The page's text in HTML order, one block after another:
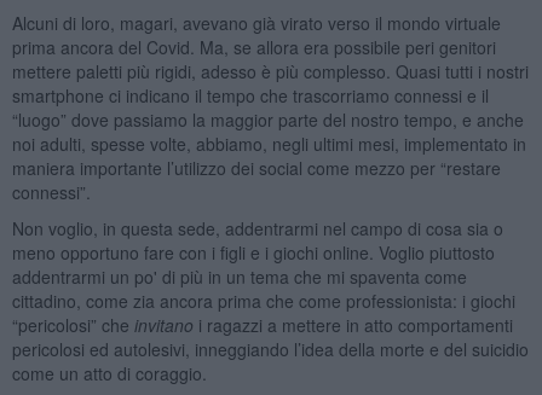
Alcuni di loro, magari, avevano già virato verso il mondo virtuale
prima ancora del Covid. Ma, se allora era possibile peri genitori
mettere paletti più rigidi, adesso è più complesso. Quasi tutti i nostri
smartphone ci indicano il tempo che trascorriamo connessi e il
“luogo” dove passiamo la maggior parte del nostro tempo, e anche
noi adulti, spesse volte, abbiamo, negli ultimi mesi, implementato in
maniera importante l’utilizzo dei social come mezzo per “restare
connessi”.
Non voglio, in questa sede, addentrarmi nel campo di cosa sia o
meno opportuno fare con i figli e i giochi online. Voglio piuttosto
addentrarmi un po' di più in un tema che mi spaventa come
cittadino, come zia ancora prima che come professionista: i giochi
“pericolosi” che invitano i ragazzi a mettere in atto comportamenti
pericolosi ed autolesivi, inneggiando l’idea della morte e del suicidio
come un atto di coraggio.